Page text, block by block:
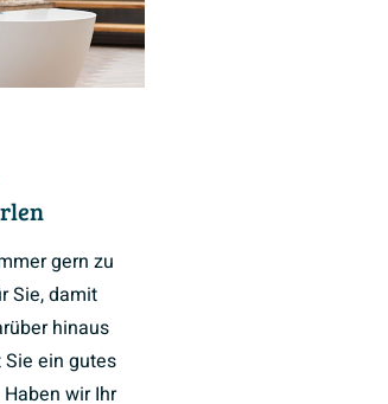
gern zu
Sie, damit
hinaus
ein gutes
wir Ihr